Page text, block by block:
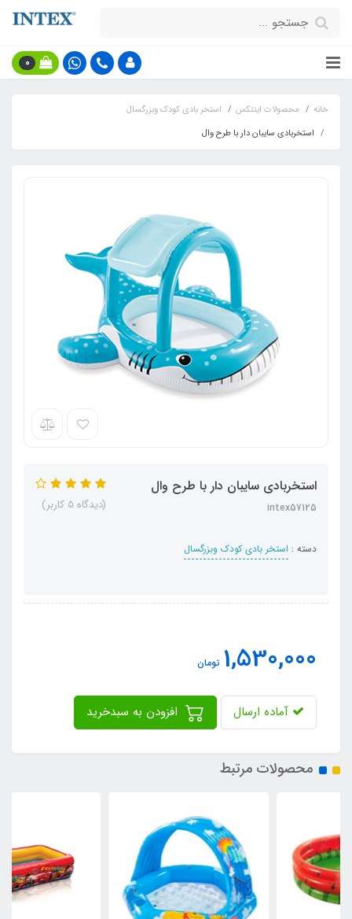
0
خانه محصولات اینتکس
استخر بادی کودک وبزرگسال
استخربادی سایبان دار با طرح وال
استخربادی سایبان دار با طرح وال
intex57125
دسته : استخر بادی کودک وبزرگسال
(دیدگاه 5 کاربر)
1,530,000 تومان
آماده ارسال
محصولات مرتبط